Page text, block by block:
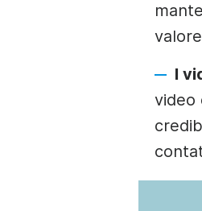
I
video